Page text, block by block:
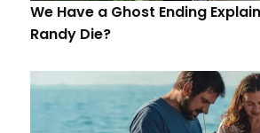
We Have a Ghost Ending
Randy Die?